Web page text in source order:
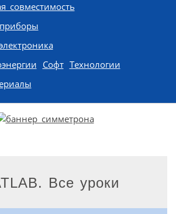
совместимость
Софт Технологии
Все уроки